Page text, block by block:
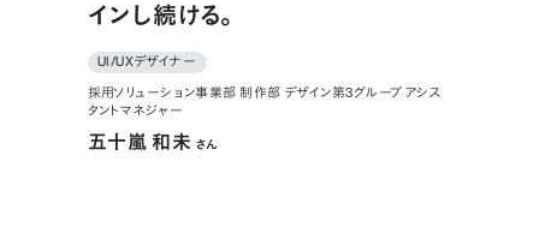
インし続ける。
UI/UXデザイナー
採用ソリューション事業部 制作部 デザイン第3グループ アシス
タントマネジャー
五十嵐 和未 さん